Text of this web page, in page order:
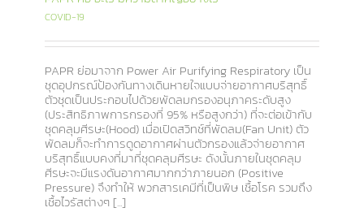
COVID-19
PAPR ย่อมาจาก Power Air Purifying Respiratory เป็น
ชุดอุปกรณ์ป้องกันทางเดินหายใจแบบจ่ายอากาศบริสุทธิ์
ตัวชุดเป็นประกอบไปด้วยพัดลมกรองอนุภาคระดับสูง
(ประสิทธิภาพการกรองที่ 95% หรือสูงกว่า) ที่จะต่อเข้ากับ
ชุดคลุมศีรษะ(Hood) เมื่อเปิดสวิทช์ที่พัดลม(Fan Unit) ตัว
พัดลมก็จะทำการดูดอากาศผ่านตัวกรองแล้วจ่ายอากาศ
บริสุทธิ์แบบคงที่มาที่ชุดคลุมศีรษะ ดังนั้นภายในชุดคลุม
ศีรษะจะมีแรงดันอากาศมากกว่าภายนอก (Positive
Pressure) จึงทำให้ พวกสารเคมีที่เป็นพิษ เชื้อโรค รวมถึง
เชื้อไวรัสต่างๆ [...]